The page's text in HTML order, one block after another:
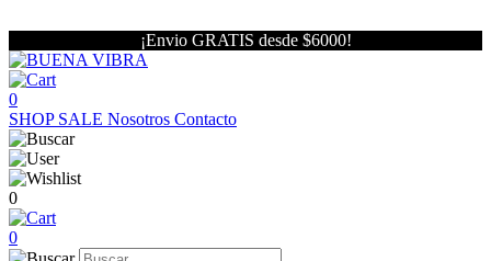
¡Envio GRATIS desde $6000!
0
SHOP SALE Nosotros Contacto
0
0